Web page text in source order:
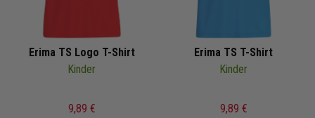
Erima TS Logo T-Shirt
Kinder
9,89 €
Erima TS T-Shirt
Kinder
9,89 €